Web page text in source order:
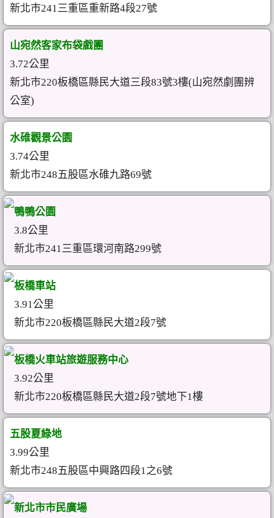
新北市241三重區重新路4段27號
山宛然客家布袋戲團
3.72公里
新北市220板橋區縣民大道三段83號3樓(山宛然劇團辨
公室)
水碓觀景公園
3.74公里
新北市248五股區水碓九路69號
鴨鴨公園
3.8公里
新北市241三重區環河南路299號
板橋車站
3.91公里
新北市220板橋區縣民大道2段7號
板橋火車站旅遊服務中心
3.92公里
新北市220板橋區縣民大道2段7號地下1樓
五股夏綠地
3.99公里
新北市248五股區中興路四段1之6號
新北市市民廣場